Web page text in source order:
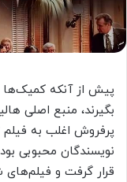
پیش از آنکه کمیک‌ها
بگیرند، منبع اصلی
پرفروش اغلب به فیلم
قرار گرفت و